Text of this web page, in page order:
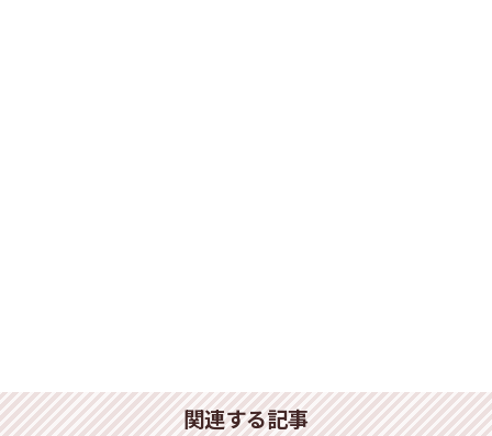
関連する記事